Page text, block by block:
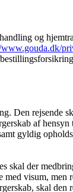
og
www.gouda.dk/
Den rejsende
af
gyldig
skal der
visum,
skal